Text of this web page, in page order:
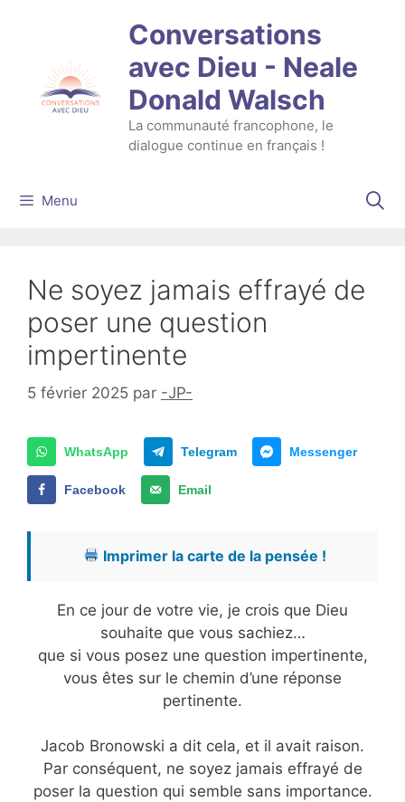
Conversations
avec Dieu - Neale
Donald Walsch
La communauté francophone, le
dialogue continue en français !
Menu
Ne soyez jamais effrayé de
poser une question
impertinente
5 février 2025 par -JP-
WhatsApp Telegram Messenger
Facebook Email
Imprimer la carte de la pensée !
En ce jour de votre vie, je crois que Dieu
souhaite que vous sachiez…
que si vous posez une question impertinente,
vous êtes sur le chemin d’une réponse
pertinente.
Jacob Bronowski a dit cela, et il avait raison.
Par conséquent, ne soyez jamais effrayé de
poser la question qui semble sans importance.